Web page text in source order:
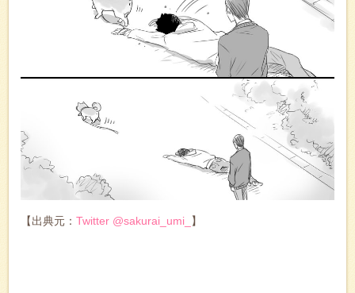
【出典元： Twitter @sakurai_umi_ 】